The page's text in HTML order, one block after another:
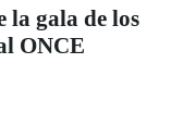
la gala de los
ONCE